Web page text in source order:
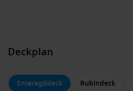
Deckplan
Smaragddeck Rubindeck